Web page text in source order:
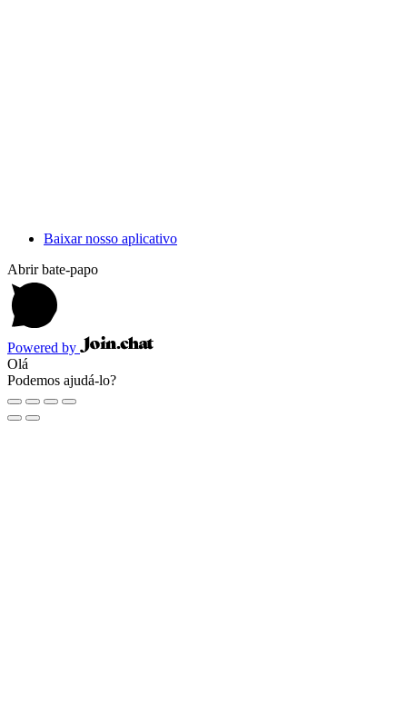
Baixar nosso aplicativo
Abrir bate-papo
Powered by
Olá
Podemos ajudá-lo?